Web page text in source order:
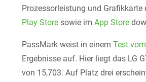
Prozessorleistung und
Play Store sowie im App Store
PassMark weist in einem Test
Ergebnisse auf. Hier liegt das LG
von 15,703. Auf Platz drei